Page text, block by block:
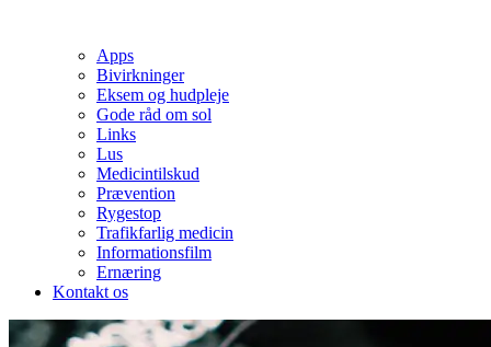
Apps
Bivirkninger
Eksem og hudpleje
Gode råd om sol
Links
Lus
Medicintilskud
Prævention
Rygestop
Trafikfarlig medicin
Informationsfilm
Ernæring
Kontakt os